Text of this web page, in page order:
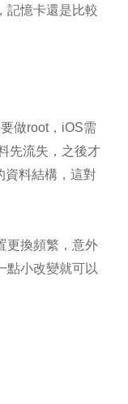
記憶卡還是比較
做root，iOS需
先流失，之後才
資料結構，這對
更換頻繁，意外
點小改變就可以